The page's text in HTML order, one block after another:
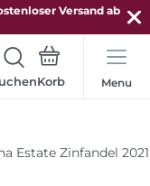
Versand ab
Menu
Estate Zinfandel